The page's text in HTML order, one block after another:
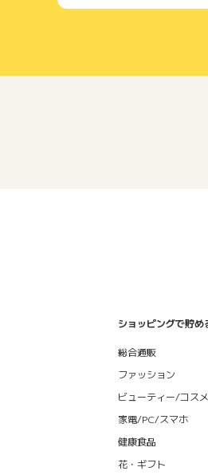
ショッピングで貯め
総合通販
ファッション
ビューティー/コスメ
家電/PC/スマホ
健康食品
花・ギフト